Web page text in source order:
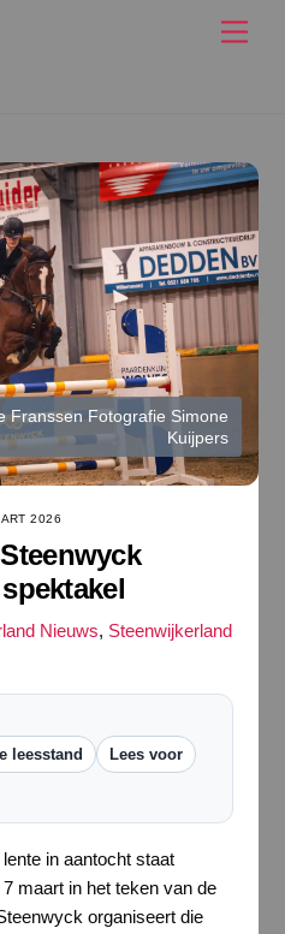
Franssen Fotografie Simone
Kuijpers
2026
Nieuws, Steenwijkerland
leesstand Lees voor
in aantocht staat
maart in het teken van de
organiseert die